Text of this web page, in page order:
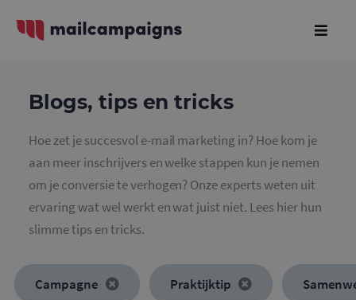
Blogs, tips en tricks
Hoe zet je succesvol e-mail marketing in? Hoe kom je
aan meer inschrijvers en welke stappen kun je nemen
om je conversie te verhogen? Onze experts weten uit
ervaring wat wel werkt en wat juist niet. Lees hier hun
slimme tips en tricks.
Campagne Praktijktip